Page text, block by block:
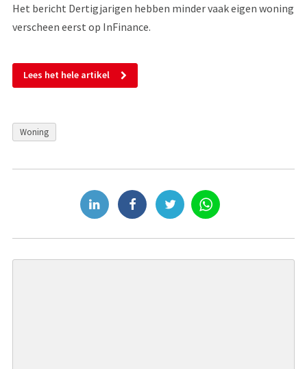
Het bericht Dertigjarigen hebben minder vaak eigen woning
verscheen eerst op InFinance.
Lees het hele artikel
Woning